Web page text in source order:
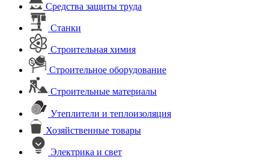
Средства защиты труда
Станки
Строительная химия
Строительное оборудование
Строительные материалы
Утеплители и теплоизоляция
Хозяйственные товары
Электрика и свет